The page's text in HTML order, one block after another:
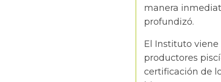
manera
profundizó.
El Instituto
productores
certificación de